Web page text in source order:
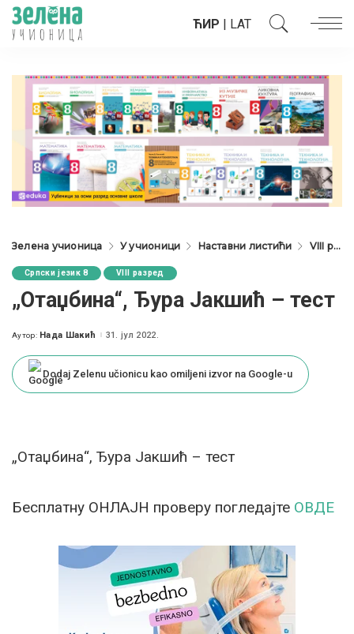
ЋИР | LAT
Зелена учионица У учионици Наставни листићи VIII разред
Српски језик 8 VIII разред
„Отаџбина“, Ђура Јакшић – тест
Posted
Аутор: Нада Шакић 31. јул 2022.
Dodaj Zelenu učionicu kao omiljeni izvor na Google-u
„Отаџбина“, Ђура Јакшић – тест
Бесплатну ОНЛАЈН проверу погледајте ОВДЕ